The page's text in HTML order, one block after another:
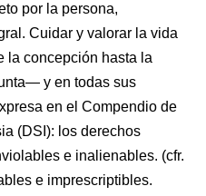
por la persona,
Cuidar y valorar la vida
la concepción hasta la
y en todas sus
en el Compendio de
(DSI): los derechos
e inalienables. (cfr.
e imprescriptibles.